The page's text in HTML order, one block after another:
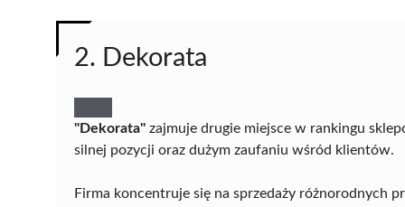
2. Dekorata
"Dekorata" zajmuje drugie miejsce w rankingu
silnej pozycji oraz dużym zaufaniu wśród klientów.
Firma koncentruje się na sprzedaży różnorodnych